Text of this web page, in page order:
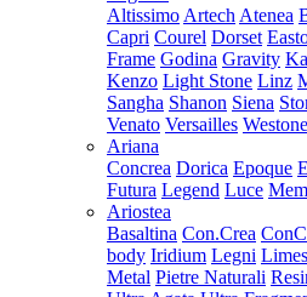
Altissimo Artech Atenea
Capri Courel Dorset
Frame Godina Gravity
Kenzo Light Stone Linz
Sangha Shanon Siena
Venato Versailles Westone
Ariana
Concrea Dorica Epoque
Futura Legend Luce
Ariostea
Basaltina Con.Crea
body Iridium Legni
Metal Pietre Naturali